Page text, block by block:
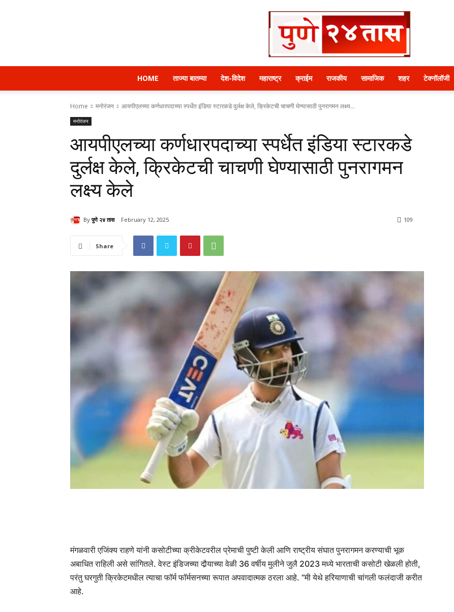
२४
HOME ताज्या बातम्या देश-विदेश महाराष्ट्र क्राईम राजकीय सामाजिक शहर टेक्नॉलॉजी
Home मनोरंजन आयपीएलच्या कर्णधारपदाच्या स्पर्धेत इंडिया स्टारकडे दुर्लक्ष केले, क्रिकेटची चाचणी घेण्यासाठी पुनरागमन लक्ष्य...
मनोरंजन
आयपीएलच्या कर्णधारपदाच्या स्पर्धेत इंडिया स्टारकडे
दुर्लक्ष केले, क्रिकेटची चाचणी घेण्यासाठी पुनरागमन
लक्ष्य केले
By पुणे २४ तास February 12, 2025 109
Share
मंगळवारी एजिंक्य राहणे यांनी कसोटीच्या क्रीकेटवरील प्रेमाची पुष्टी केली आणि राष्ट्रीय संघात पुनरागमन करण्याची भूक
अबाधित राहिली असे सांगितले. वेस्ट इंडिजच्या दौर्‍याच्या वेळी 36 वर्षीय मुलीने जुलै 2023 मध्ये भारताची कसोटी खेळली होती,
परंतु घरगुती क्रिकेटमधील त्याचा फॉर्म फॉर्मसनच्या रूपात अपवादात्मक ठरला आहे. “मी येथे हरियाणाची चांगली फलंदाजी करीत
आहे.